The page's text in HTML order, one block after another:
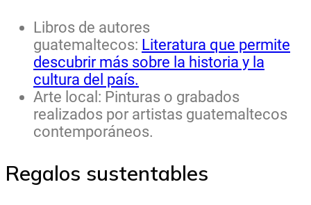
Libros de autores
guatemaltecos: Literatura que permite
descubrir más sobre la historia y la
cultura del país.
Arte local: Pinturas o grabados
realizados por artistas guatemaltecos
contemporáneos.
Regalos sustentables